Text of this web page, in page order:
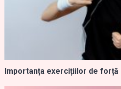
Importanța exercițiilor de